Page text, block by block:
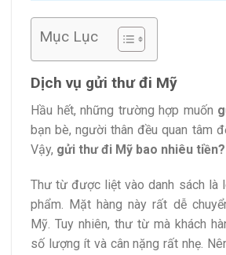
Mục Lục
Dịch vụ gửi thư đi Mỹ
Hầu hết, những trường hợp muốn
bạn bè, người thân đều quan tâm
Vậy, gửi thư đi Mỹ bao nhiêu tiền?
Thư từ được liệt vào danh sách là
phẩm. Mặt hàng này rất dễ
Mỹ. Tuy nhiên, thư từ mà khách
số lượng ít và cân nặng rất nhẹ.